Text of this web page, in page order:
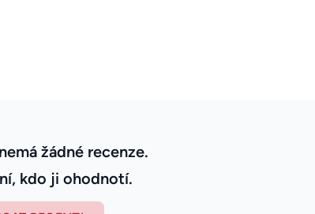
žádné recenze.
kdo ji ohodnotí.